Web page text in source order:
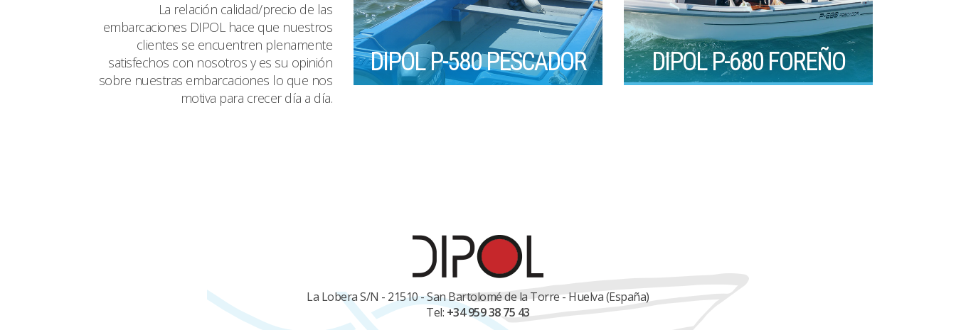
La relación calidad/precio de las
embarcaciones DIPOL hace que nuestros
clientes se encuentren plenamente
satisfechos con nosotros y es su opinión
sobre nuestras embarcaciones lo que nos
motiva para crecer día a día.
DIPOL P-580 PESCADOR DIPOL P-680 FOREÑO
La Lobera S/N - 21510 - San Bartolomé de la Torre - Huelva (España)
Tel:+34 959 38 75 43